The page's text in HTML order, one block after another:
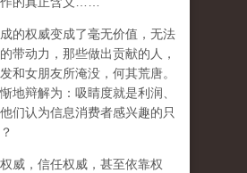
的权威变成了毫无价值，无法
带动力，那些做出贡献的人，
和女朋友所淹没，何其荒唐。
地辩解为：吸睛度就是利润、
们认为信息消费者感兴趣的只
威，信任权威，甚至依靠权